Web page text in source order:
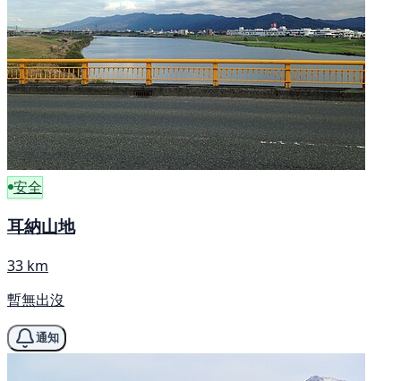
安全
耳納山地
33 km
暫無出沒
通知